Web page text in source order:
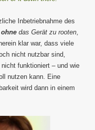
Inbetriebnahme des
ohne das Gerät zu rooten,
klar war, dass viele
nicht nutzbar sind,
funktioniert – und wie
nutzen kann. Eine
wird dann in einem